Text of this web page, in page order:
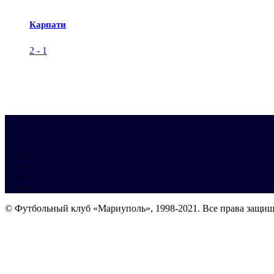
Карпати
2 - 1
© Футбольный клуб «Мариуполь», 1998-2021. Все права